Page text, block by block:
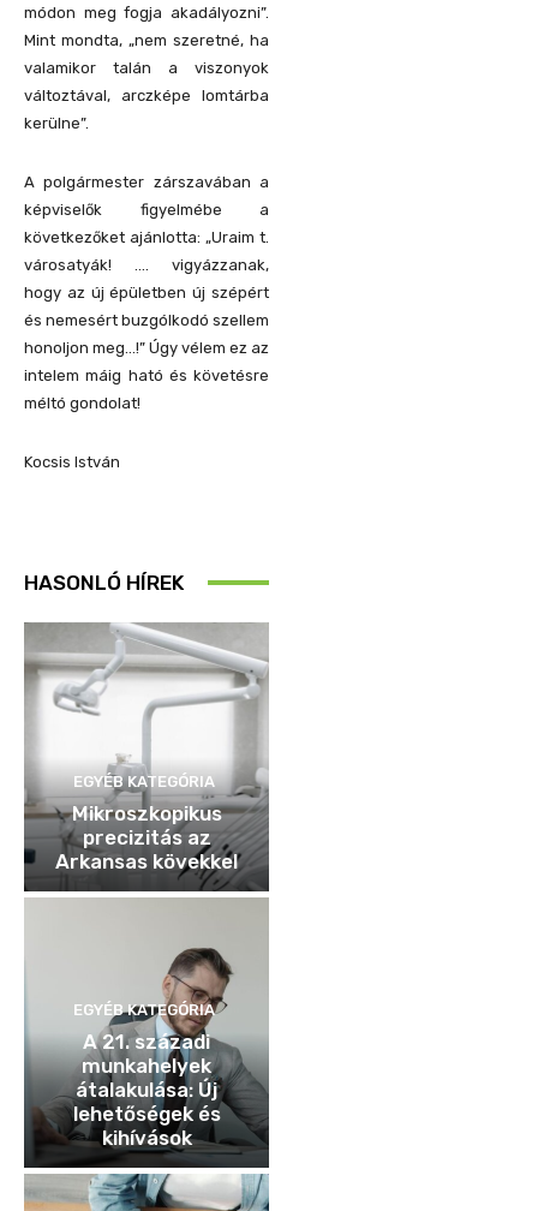
módon meg fogja akadályozni”.
Mint mondta, „nem szeretné, ha
valamikor talán a viszonyok
változtával, arczképe lomtárba
kerülne”.
A polgármester zárszavában a
képviselők figyelmébe a
következőket ajánlotta: „Uraim t.
városatyák! …. vigyázzanak,
hogy az új épületben új szépért
és nemesért buzgólkodó szellem
honoljon meg…!” Úgy vélem ez az
intelem máig ható és követésre
méltó gondolat!
Kocsis István
HASONLÓ HÍREK
EGYÉB KATEGÓRIA
Mikroszkopikus
precizitás az
Arkansas kövekkel
EGYÉB KATEGÓRIA
A 21. századi
munkahelyek
átalakulása: Új
lehetőségek és
kihívások